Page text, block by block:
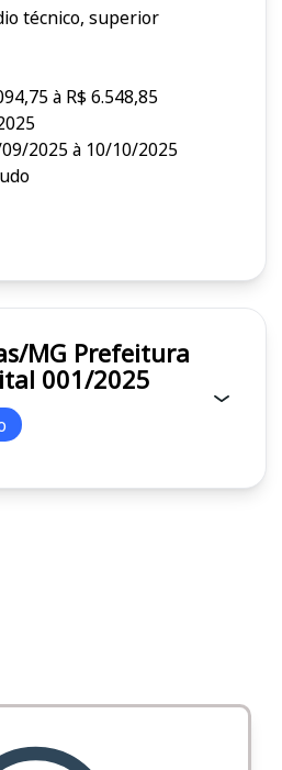
técnico, superior
à R$ 6.548,85
2025 à 10/10/2025
001/2025